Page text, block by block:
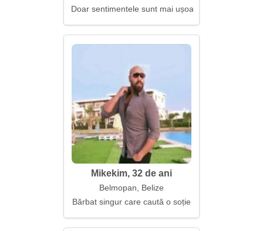
Doar sentimentele sunt mai ușoare decât cerul
Mikekim, 32 de ani
Belmopan, Belize
Bărbat singur care caută o soție